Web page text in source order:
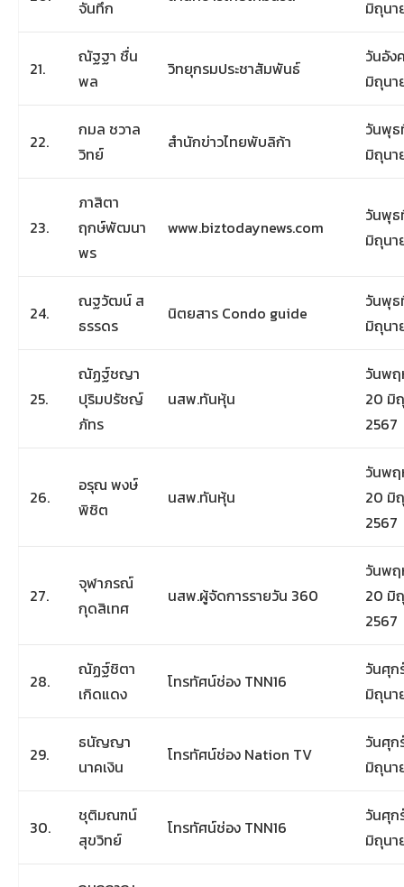
จันทึก มิถุนา
21.
ณัฐฐา ชื่น
พล
วิทยุกรมประชาสัมพันธ์
วันอัง
มิถุนา
22.
กมล ชวาล
วิทย์
สำนักข่าวไทยพับลิก้า
วันพุธ
มิถุนา
23.
ภาสิตา
ฤกษ์พัฒนา
พร
www.biztodaynews.com
วันพุธ
มิถุนา
24.
ณฐวัฒน์ ส
ธรรดร
นิตยสาร Condo guide
วันพุธ
มิถุนา
25.
ณัฏฐ์ชญา
ปุริมปรัชญ์
ภัทร
นสพ.ทันหุ้น
วันพ
20 มิ
2567
26.
อรุณ พงษ์
พิชิต
นสพ.ทันหุ้น
วันพ
20 มิ
2567
27.
จุฬาภรณ์
กุดสิเทศ
นสพ.ผู้จัดการรายวัน 360
วันพ
20 มิ
2567
28.
ณัฏฐ์ชิตา
เกิดแดง
โทรทัศน์ช่อง TNN16
วันศุก
มิถุนา
29.
ธนัญญา
นาคเงิน
โทรทัศน์ช่อง Nation TV
วันศุก
มิถุนา
30.
ชุติมณฑน์
สุขวิทย์
โทรทัศน์ช่อง TNN16
วันศุก
มิถุนา